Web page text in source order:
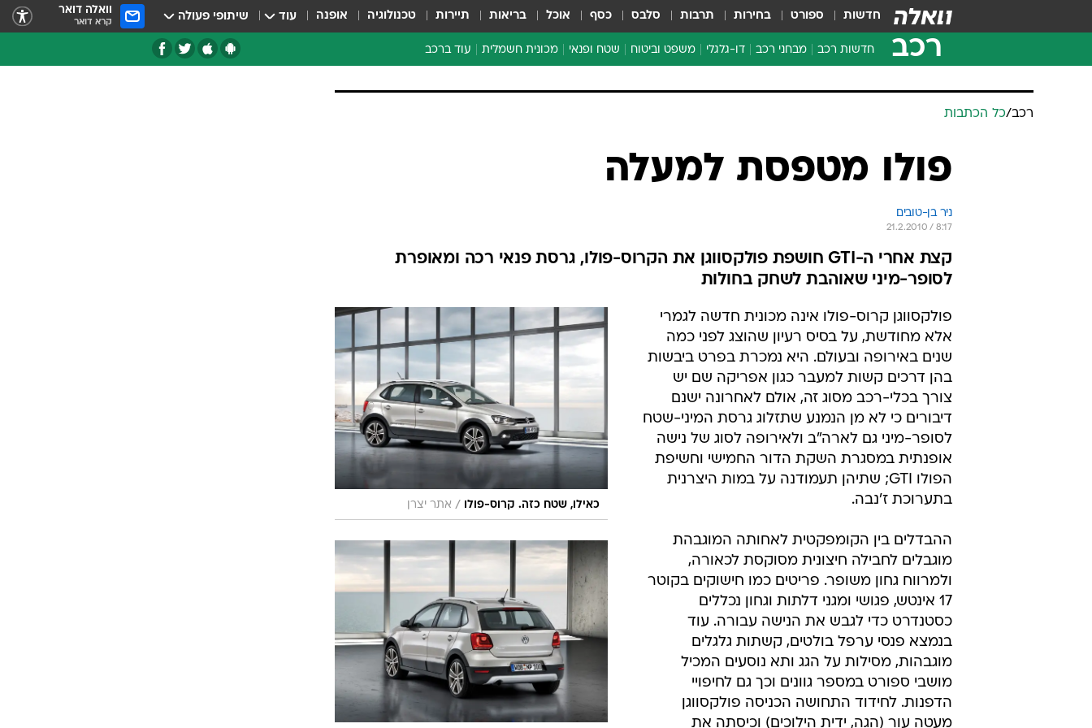
חדשות ספורט בחירות תרבות סלבס כסף אוכל בריאות תיירות טכנולוגיה אופנה עוד שיתופי פעולה וואלה דואר
קרא דואר
רכב חדשות רכב מבחני רכב דו-גלגלי משפט וביטוח שטח ופנאי מכונית חשמלית עוד ברכב
טכנולוגיה
סדנאות ושיפורים
דעות
כל הכתבות
ארכיון מדורים
פוטו רצח
העברת בעלות
טוטאלוס
כתבו לנו
אביזרים לרכב
רכב/כל הכתבות
פולו מטפסת למעלה
ניר בן-טובים
21.2.2010 / 8:17
קצת אחרי ה-GTI חושפת פולקסווגן את הקרוס-פולו, גרסת פנאי רכה ומאופרת
לסופר-מיני שאוהבת לשחק בחולות
כאילו, שטח כזה. קרוס-פולו / אתר יצרן
פולקסווגן קרוס-פולו אינה מכונית חדשה לגמרי
אלא מחודשת, על בסיס רעיון שהוצג לפני כמה
שנים באירופה ובעולם. היא נמכרת בפרט ביבשות
בהן דרכים קשות למעבר כגון אפריקה שם יש
צורך בכלי-רכב מסוג זה, אולם לאחרונה ישנם
דיבורים כי לא מן הנמנע שתזלוג גרסת המיני-שטח
לסופר-מיני גם לארה"ב ולאירופה לסוג של נישה
אופנתית במסגרת השקת הדור החמישי וחשיפת
הפולו GTI; שתיהן תעמודנה על במות היצרנית
בתערוכת ז'נבה.
ההבדלים בין הקומפקטית לאחותה המוגבהת
מוגבלים לחבילה חיצונית מסוקסת לכאורה,
ולמרווח גחון משופר. פריטים כמו חישוקים בקוטר
17 אינטש, פגושי ומגני דלתות וגחון נכללים
כסטנדרט כדי לגבש את הנישה עבורה. עוד
בנמצא פנסי ערפל בולטים, קשתות גלגלים
מוגבהות, מסילות על הגג ותא נוסעים המכיל
מושבי ספורט במספר גוונים וכך גם לחיפויי
הדפנות. לחידוד התחושה הכניסה פולקסווגן
מעטה עור (הגה, ידית הילוכים) וכיסתה את